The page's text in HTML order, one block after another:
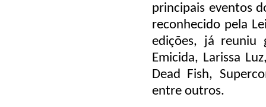
principais eventos
reconhecido pela
edições, já reuniu
Emicida, Larissa
Dead Fish,
entre outros.